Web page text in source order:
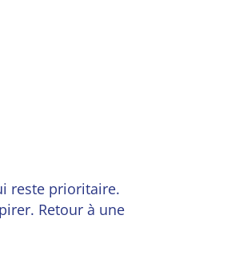
reste prioritaire.
Retour à une